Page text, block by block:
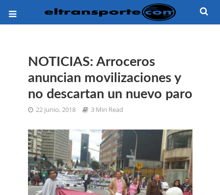
NOTICIAS: Arroceros
anuncian movilizaciones y
no descartan un nuevo paro
22 junio, 2018 3 Min Read